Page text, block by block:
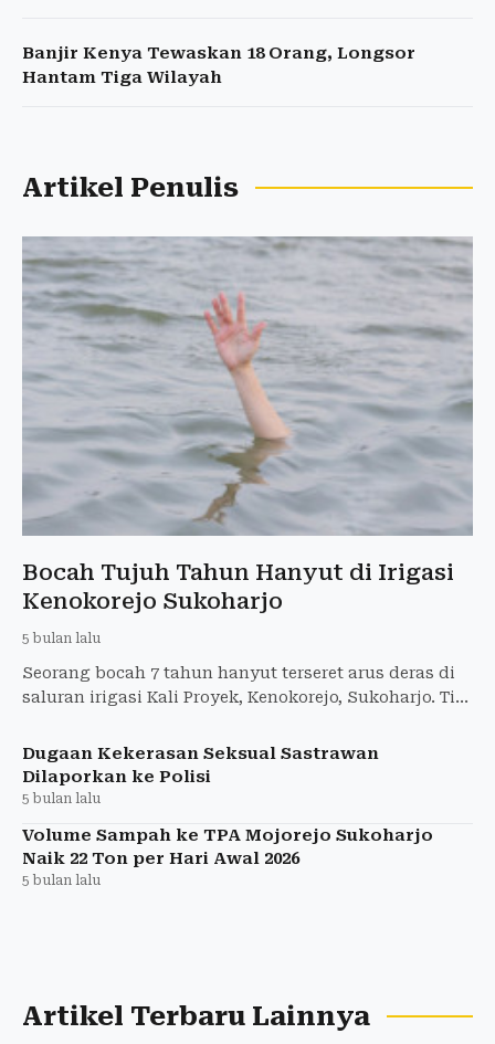
Banjir Kenya Tewaskan 18 Orang, Longsor
Hantam Tiga Wilayah
Artikel Penulis
Bocah Tujuh Tahun Hanyut di Irigasi
Kenokorejo Sukoharjo
5 bulan lalu
Seorang bocah 7 tahun hanyut terseret arus deras di
saluran irigasi Kali Proyek, Kenokorejo, Sukoharjo. Tim
Dugaan Kekerasan Seksual Sastrawan
Dilaporkan ke Polisi
5 bulan lalu
Volume Sampah ke TPA Mojorejo Sukoharjo
Naik 22 Ton per Hari Awal 2026
5 bulan lalu
Artikel Terbaru Lainnya